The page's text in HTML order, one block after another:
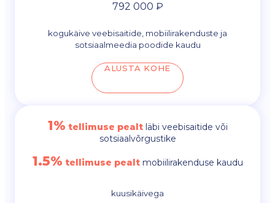
792 000 ₽
kogukäive veebisaitide, mobiilirakenduste ja
sotsiaalmeedia poodide kaudu
ALUSTA KOHE
1% tellimuse pealtläbi veebisaitide või
sotsiaalvõrgustike
1.5% tellimuse pealtmobiilirakenduse kaudu
kuusikäivega